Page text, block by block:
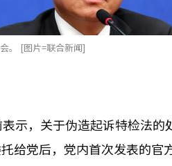
。 [图片=联合新闻]
示，关于伪造起诉特检法
给党后，党内首次发表的官